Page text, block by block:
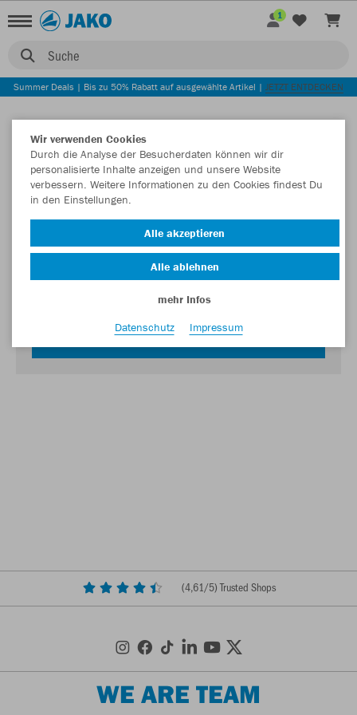
Suche
1
Summer Deals | Bis zu 50% Rabatt auf ausgewählte Artikel | JETZT ENTDECKEN
Login zum Teamshop SV Guendlkofen
JETZT EINLOGGEN
(4,61/5) Trusted Shops
WE ARE TEAM
Wir verwenden Cookies
Durch die Analyse der Besucherdaten können wir dir
personalisierte Inhalte anzeigen und unsere Website
verbessern. Weitere Informationen zu den Cookies findest Du
in den Einstellungen.
Alle akzeptieren
Alle ablehnen
mehr Infos
Datenschutz
Impressum